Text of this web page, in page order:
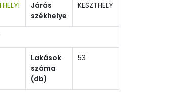
Járás
székhelye
KESZTHELY
Lakások
száma
(db)
53